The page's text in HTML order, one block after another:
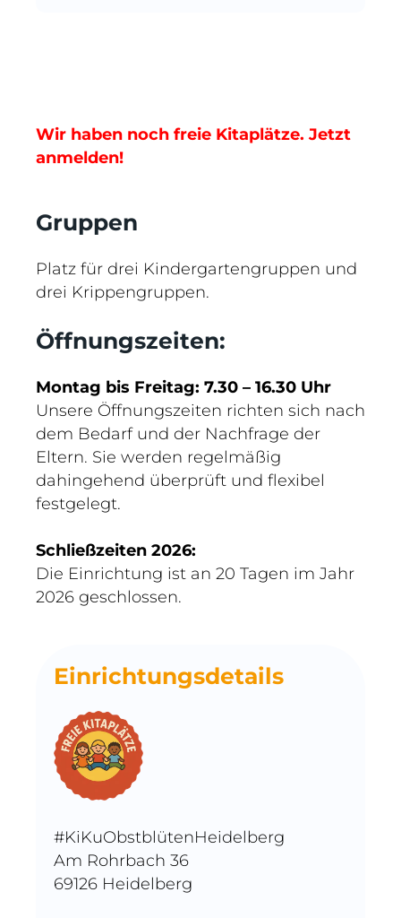
Wir haben noch freie Kitaplätze. Jetzt
anmelden!
Gruppen
Platz für drei Kindergartengruppen und
drei Krippengruppen.
Öffnungszeiten:
Montag bis Freitag: 7.30 – 16.30 Uhr
Unsere Öffnungszeiten richten sich nach
dem Bedarf und der Nachfrage der
Eltern. Sie werden regelmäßig
dahingehend überprüft und flexibel
festgelegt.
Schließzeiten 2026:
Die Einrichtung ist an 20 Tagen im Jahr
2026 geschlossen.
Einrichtungsdetails
#KiKuObstblütenHeidelberg
Am Rohrbach 36
69126 Heidelberg